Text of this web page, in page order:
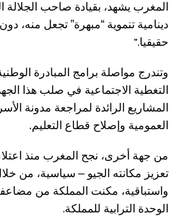
المغرب يشهد، بقيادة صاحب
دينامية تنموية “مبهرة” تجعل منه،
حقيقيا”.
وتندرج مواصلة برامج المبادرة
التغطية الاجتماعية في صلب هذا
المشاريع الرائدة لمراجعة مدونة
العمومية وإصلاح قطاع التعليم.
من جهة أخرى، نجح المغرب منذ
تعزيز مكانته الجيو – سياسية، من
واستباقية، مكنت المملكة من
الوحدة الترابية للمملكة.